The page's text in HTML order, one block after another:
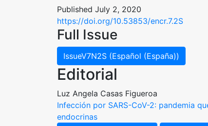
Published July 2, 2020
https://doi.org/10.53853/encr.7.2S
Full Issue
IssueV7N2S (Español (España))
Editorial
Luz Angela Casas Figueroa
Infección por SARS-CoV-2: pandemia
endocrinas